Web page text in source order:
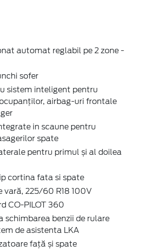
automat reglabil pe 2 zone -
sofer
sistem inteligent pentru
airbag-uri frontale
in scaune pentru
spate
pentru primul și al doilea
cortina fata si spate
vară, 225/60 R18 100V
CO-PILOT 360
schimbarea benzii de rulare
de asistenta LKA
față și spate